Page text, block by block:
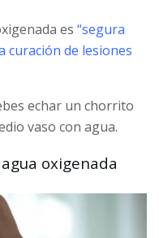
es “segura
curación de lesiones
echar un chorrito
vaso con agua.
oxigenada